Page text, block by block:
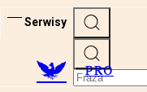
Serwisy
PRO